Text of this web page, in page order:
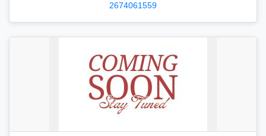
2674061559